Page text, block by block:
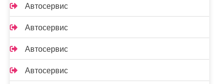
Автосервис
Автосервис
Автосервис
Автосервис